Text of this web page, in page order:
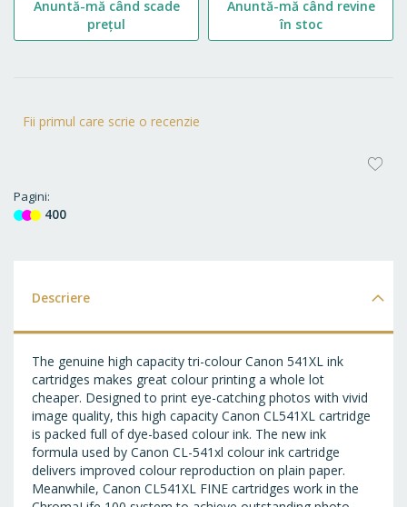
Fii primul care scrie o recenzie
Pagini
400
Anuntă-mă când scade
prețul
Anuntă-mă când revine
în stoc
Descriere
The genuine high capacity tri-colour Canon 541XL ink
cartridges makes great colour printing a whole lot
cheaper. Designed to print eye-catching photos with vivid
image quality, this high capacity Canon CL541XL cartridge
is packed full of dye-based colour ink. The new ink
formula used by Canon CL-541xl colour ink cartridge
delivers improved colour reproduction on plain paper.
Meanwhile, Canon CL541XL FINE cartridges work in the